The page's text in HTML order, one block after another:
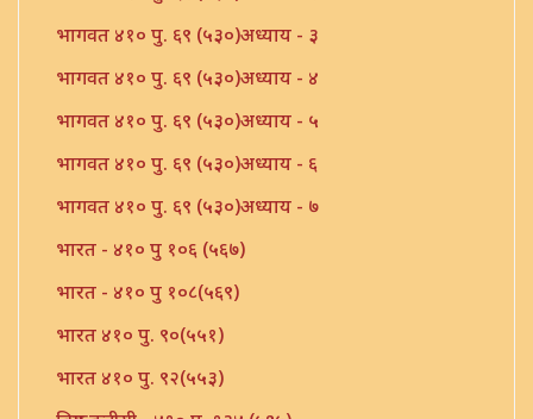
भागवत ४१० पु. ६९ (५३०)अध्याय - ३
भागवत ४१० पु. ६९ (५३०)अध्याय - ४
भागवत ४१० पु. ६९ (५३०)अध्याय - ५
भागवत ४१० पु. ६९ (५३०)अध्याय - ६
भागवत ४१० पु. ६९ (५३०)अध्याय - ७
भारत - ४१० पु १०६ (५६७)
भारत - ४१० पु १०८(५६९)
भारत ४१० पु. ९०(५५१)
भारत ४१० पु. ९२(५५३)